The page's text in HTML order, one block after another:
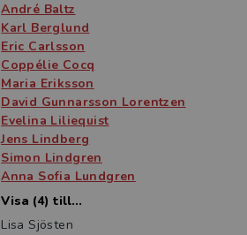
André Baltz
Karl Berglund
Eric Carlsson
Coppélie Cocq
Maria Eriksson
David Gunnarsson Lorentzen
Evelina Liliequist
Jens Lindberg
Simon Lindgren
Anna Sofia Lundgren
Visa (4) till...
Lisa Sjösten